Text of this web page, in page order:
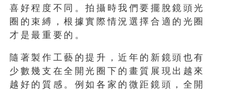
喜好程度不同。拍攝時我們要擺脫鏡頭光
圈的束縛，根據實際情況選擇合適的光圈
才是最重要的。
隨著製作工藝的提升，近年的新鏡頭也有
少數幾支在全開光圈下的畫質展現出越來
越好的質感。例如各家的微距鏡頭，全開